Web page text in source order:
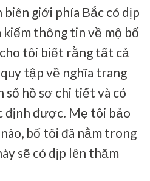
giới phía Bắc có dịp
kiếm thông tin về mộ bố
tôi biết rằng tất cả
tập về nghĩa trang
số hồ sơ chi tiết và có
định được. Mẹ tôi bảo
bố tôi đã nằm trong
sẽ có dịp lên thăm